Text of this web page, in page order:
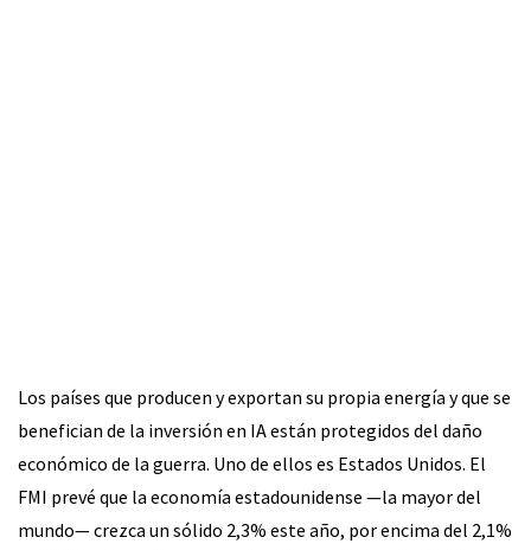
Los países que producen y exportan su propia energía y que se
benefician de la inversión en IA están protegidos del daño
económico de la guerra. Uno de ellos es Estados Unidos. El
FMI prevé que la economía estadounidense —la mayor del
mundo— crezca un sólido 2,3% este año, por encima del 2,1%